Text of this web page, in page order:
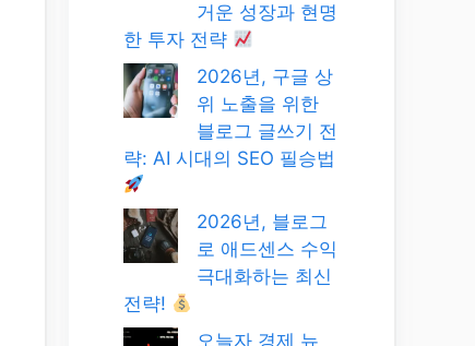
거운 성장과 현명
한 투자 전략
2026년, 구글 상
위 노출을 위한
블로그 글쓰기 전
략: AI 시대의 SEO 필승법
2026년, 블로그
로 애드센스 수익
극대화하는 최신
전략!
오늘자 경제 뉴